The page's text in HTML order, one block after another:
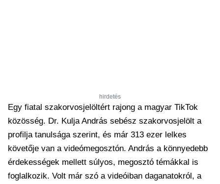
hirdetés
Egy fiatal szakorvosjelöltért rajong a magyar TikTok
közösség. Dr. Kulja András sebész szakorvosjelölt a
profilja tanulsága szerint, és már 313 ezer lelkes
követője van a videómegosztón. András a könnyedebb
érdekességek mellett súlyos, megosztó témákkal is
foglalkozik. Volt már szó a videóiban daganatokról, a